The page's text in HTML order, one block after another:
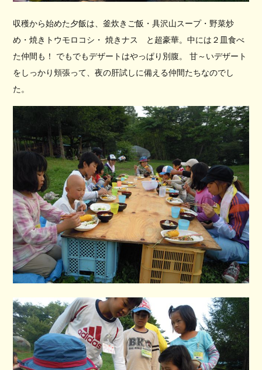
収穫から始めた夕飯は、釜炊きご飯・具沢山スープ・野菜炒
め・焼きトウモロコシ・ 焼きナス と超豪華。中には２皿食べ
た仲間も！ でもでもデザートはやっぱり別腹。 甘～いデザート
をしっかり頬張って、夜の肝試しに備える仲間たちなのでし
た。